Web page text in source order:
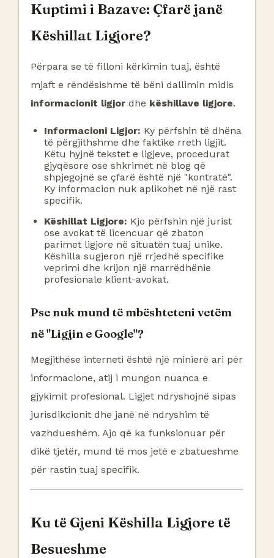
Kuptimi i Bazave: Çfarë janë
Këshillat Ligjore?
Përpara se të filloni kërkimin tuaj, është
mjaft e rëndësishme të bëni dallimin midis
informacionit ligjor dhe këshillave ligjore.
Informacioni Ligjor: Ky përfshin të dhëna
të përgjithshme dhe faktike rreth ligjit.
Këtu hyjnë tekstet e ligjeve, procedurat
gjyqësore ose shkrimet në blog që
shpjegojnë se çfarë është një "kontratë".
Ky informacion nuk aplikohet në një rast
specifik.
Këshillat Ligjore: Kjo përfshin një jurist
ose avokat të licencuar që zbaton
parimet ligjore në situatën tuaj unike.
Këshilla sugjeron një rrjedhë specifike
veprimi dhe krijon një marrëdhënie
profesionale klient-avokat.
Pse nuk mund të mbështeteni vetëm
në "Ligjin e Google"?
Megjithëse interneti është një minierë ari për
informacione, atij i mungon nuanca e
gjykimit profesional. Ligjet ndryshojnë sipas
jurisdikcionit dhe janë në ndryshim të
vazhdueshëm. Ajo që ka funksionuar për
dikë tjetër, mund të mos jetë e zbatueshme
për rastin tuaj specifik.
Ku të Gjeni Këshilla Ligjore të
Besueshme